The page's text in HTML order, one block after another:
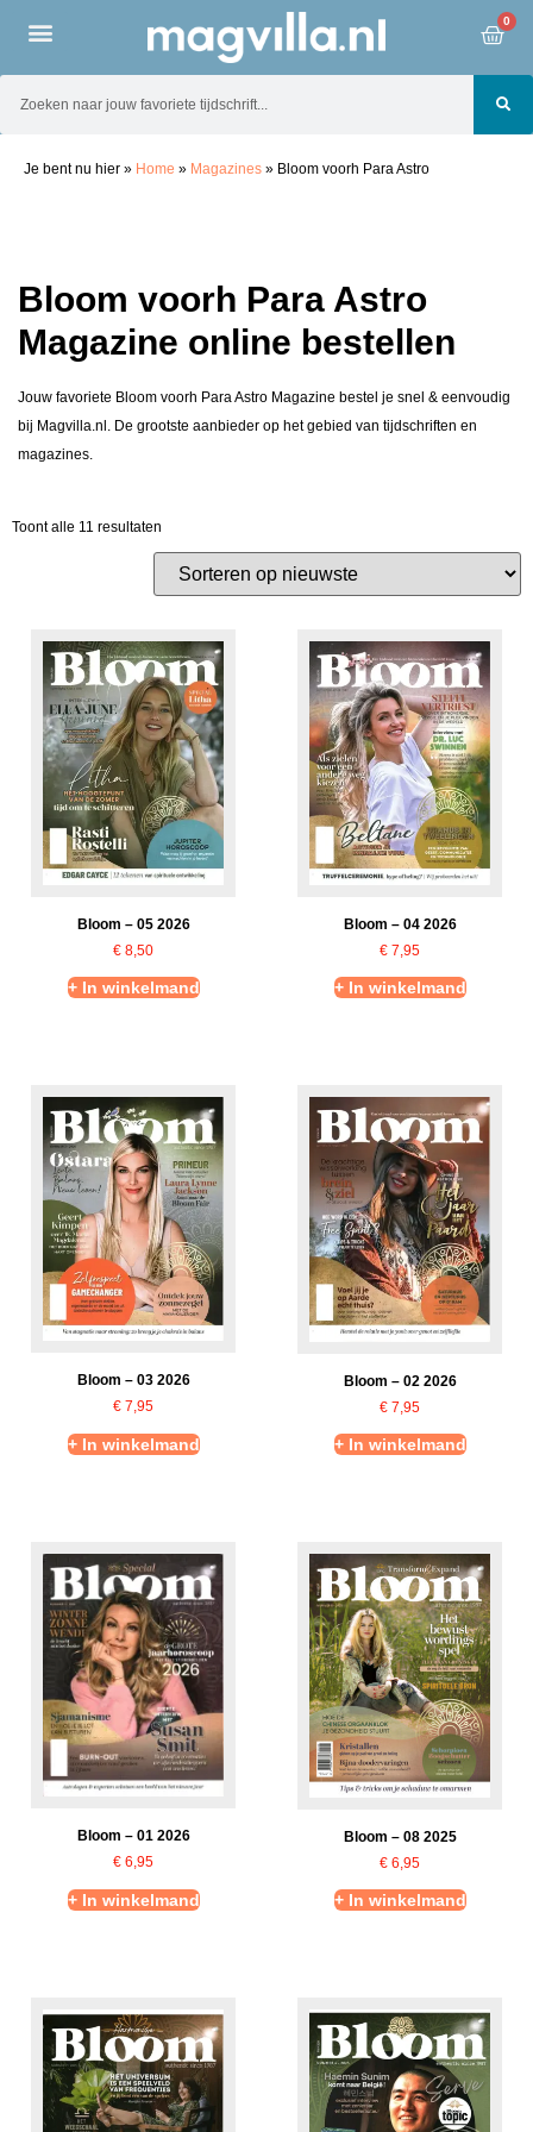
0
Je bent nu hier » Home » Magazines » Bloom voorh Para Astro
Bloom voorh Para Astro
Magazine online bestellen
Jouw favoriete Bloom voorh Para Astro Magazine bestel je snel & eenvoudig
bij Magvilla.nl. De grootste aanbieder op het gebied van tijdschriften en
magazines.
Toont alle 11 resultaten
Bloom – 05 2026
€ 8,50
+ In winkelmand
Bloom – 04 2026
€ 7,95
+ In winkelmand
Bloom – 03 2026
€ 7,95
+ In winkelmand
Bloom – 02 2026
€ 7,95
+ In winkelmand
Bloom – 01 2026
€ 6,95
+ In winkelmand
Bloom – 08 2025
€ 6,95
+ In winkelmand